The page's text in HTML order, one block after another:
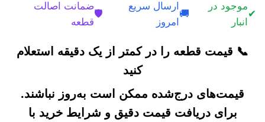
✔
موجود در
انبار
🚚
ارسال سریع
امروز
🛡️
ضمانت اصالت
قطعه
📞 قیمت قطعه را در کمتر از یک دقیقه استعلام
کنید
قیمت‌های درج‌شده ممکن است به‌روز نباشند.
برای دریافت قیمت دقیق و شرایط خرید با